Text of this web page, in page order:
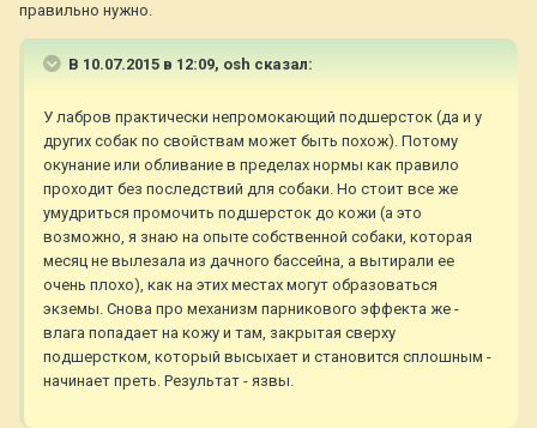
правильно нужно.
В 10.07.2015 в 12:09, osh сказал:
У лабров практически непромокающий подшерсток (да и у
других собак по свойствам может быть похож). Потому
окунание или обливание в пределах нормы как правило
проходит без последствий для собаки. Но стоит все же
умудриться промочить подшерсток до кожи (а это
возможно, я знаю на опыте собственной собаки, которая
месяц не вылезала из дачного бассейна, а вытирали ее
очень плохо), как на этих местах могут образоваться
экземы. Снова про механизм парникового эффекта же -
влага попадает на кожу и там, закрытая сверху
подшерстком, который высыхает и становится сплошным -
начинает преть. Результат - язвы.